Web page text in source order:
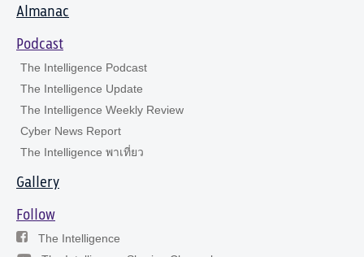
Almanac
Podcast
The Intelligence Podcast
The Intelligence Update
The Intelligence Weekly Review
Cyber News Report
The Intelligence พาเที่ยว
Gallery
Follow
The Intelligence